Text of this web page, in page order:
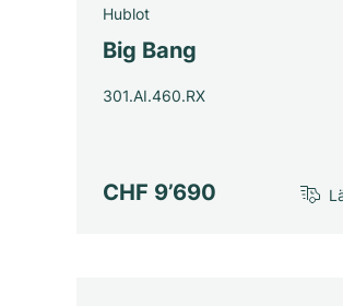
Hublot
Big Bang
301.AI.460.RX
CHF 9’690